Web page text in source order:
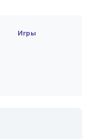
Игры